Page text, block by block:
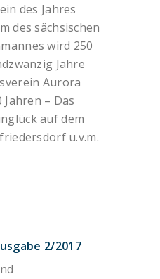
des Jahres
des sächsischen
wird 250
Jahre
Aurora
– Das
auf dem
u.v.m.
2/2017